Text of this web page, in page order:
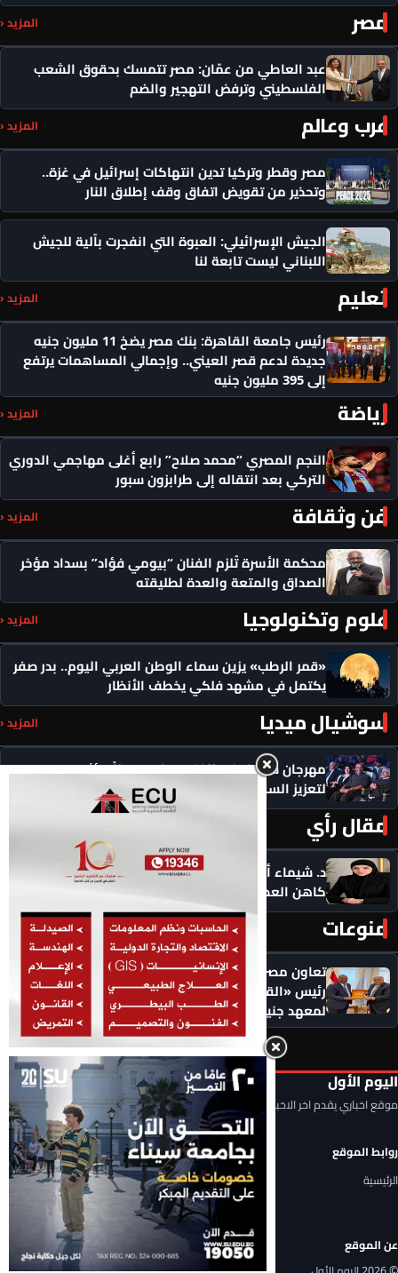
مصر المزيد ‹
عبد العاطي من عمّان: مصر تتمسك بحقوق الشعب
الفلسطيني وترفض التهجير والضم
عرب وعالم المزيد ‹
مصر وقطر وتركيا تدين انتهاكات إسرائيل في غزة..
وتحذير من تقويض اتفاق وقف إطلاق النار
الجيش الإسرائيلي: العبوة التي انفجرت بآلية للجيش
اللبناني ليست تابعة لنا
تعليم المزيد ‹
رئيس جامعة القاهرة: بنك مصر يضخ 11 مليون جنيه
جديدة لدعم قصر العيني.. وإجمالي المساهمات يرتفع
إلى 395 مليون جنيه
رياضة المزيد ‹
النجم المصري “محمد صلاح” رابع أغلى مهاجمي الدوري
التركي بعد انتقاله إلى طرابزون سبور
فن وثقافة المزيد ‹
محكمة الأسرة تُلزم الفنان “بيومي فؤاد” بسداد مؤخر
الصداق والمتعة والعدة لطليقته
علوم وتكنولوجيا المزيد ‹
«قمر الرطب» يزين سماء الوطن العربي اليوم.. بدر صفر
يكتمل في مشهد فلكي يخطف الأنظار
سوشيال ميديا المزيد ‹
مهرجان سيمفوني للفنون يكرم رموزاً مؤثرة ويدعو
لتعزيز السلام
مقال رأي
د. شيماء أحمدين تكتب .. حين يصبح الذكاء الاصطناعي
كاهن العصر: هل نستبدل التأمل بالاستهلاك؟
منوعات المزيد ‹
تعاون مصري ـ دولي لتعزيز حقوق الإنسان.. لقاء يجمع
رئيس «القومي لحقوق الإنسان» والمدير التنفيذي
لمعهد جنيف
اليوم الأول
موقع اخباري يقدم اخر الاخبار المحلية والعربية والعالمية
روابط الموقع
الرئيسية
عن الموقع